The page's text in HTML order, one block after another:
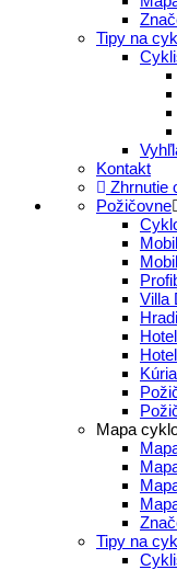
Tipy na
Kontakt
Zhrnutie
Požičovne
Villa
Mapa
Tipy na